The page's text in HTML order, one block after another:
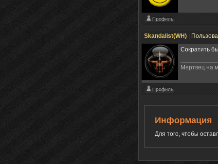
Skandalist(WH)
Сократить
Мертвец на
Информация
Для того, чтобы